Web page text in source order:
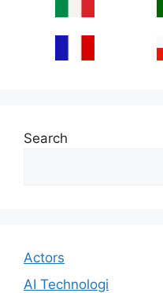
Search
Actors
AI Technologi